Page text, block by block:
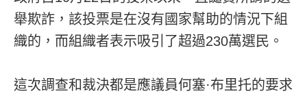
舉欺詐，該投票是在沒有國家幫助的情況下組
織的，而組織者表示吸引了超過230萬選民。
這次調查和裁決都是應議員何塞·布里托的要求